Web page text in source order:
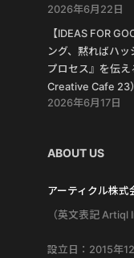
2026年6月22日
【IDEAS FOR
ング、黙ればハ
プロセス』を伝
Creative Cafe 23
2026年6月17日
ABOUT US
アーティクル株式
（英文表記 Artiql
設立日：2015年